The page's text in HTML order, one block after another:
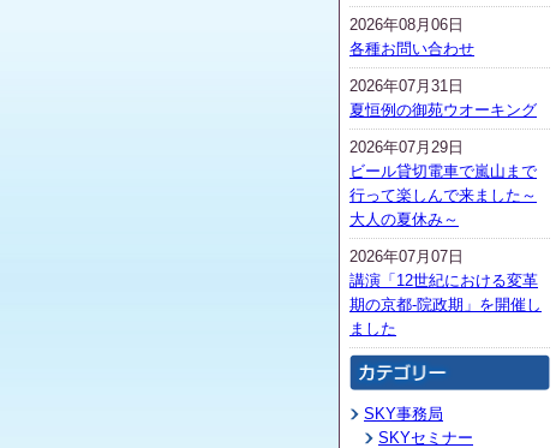
2026年08月06日
各種お問い合わせ
2026年07月31日
夏恒例の御苑ウオーキング
2026年07月29日
ビール貸切電車で嵐山まで
行って楽しんで来ました～
大人の夏休み～
2026年07月07日
講演「12世紀における変革
期の京都-院政期」を開催し
ました
SKY事務局
SKYセミナー